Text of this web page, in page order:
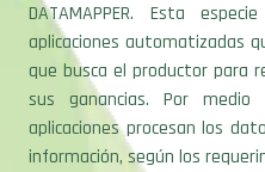
DATAMAPPER. Esta
aplicaciones automatizadas
que busca el productor para
sus ganancias. Por
aplicaciones procesan los
información, según los